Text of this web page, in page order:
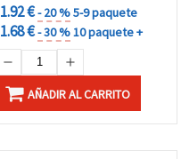
1.92 €- 20 %5-9 paquete
1.68 €- 30 %10 paquete +
AÑADIR AL CARRITO